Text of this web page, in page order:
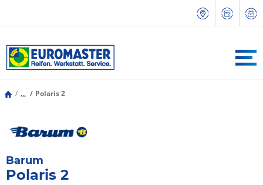
... Polaris 2
Barum
Polaris 2